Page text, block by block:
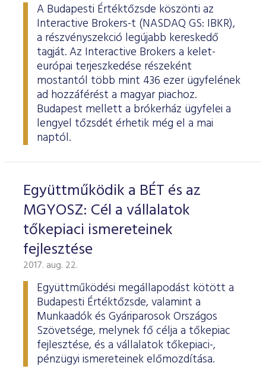
A Budapesti Értéktőzsde köszönti az
Interactive Brokers-t (NASDAQ GS: IBKR),
a részvényszekció legújabb kereskedő
tagját. Az Interactive Brokers a kelet-
európai terjeszkedése részeként
mostantól több mint 436 ezer ügyfelének
ad hozzáférést a magyar piachoz.
Budapest mellett a brókerház ügyfelei a
lengyel tőzsdét érhetik még el a mai
naptól.
Együttműködik a BÉT és az
MGYOSZ: Cél a vállalatok
tőkepiaci ismereteinek
fejlesztése
2017. aug. 22.
Együttműködési megállapodást kötött a
Budapesti Értéktőzsde, valamint a
Munkaadók és Gyáriparosok Országos
Szövetsége, melynek fő célja a tőkepiac
fejlesztése, és a vállalatok tőkepiaci-,
pénzügyi ismereteinek előmozdítása.